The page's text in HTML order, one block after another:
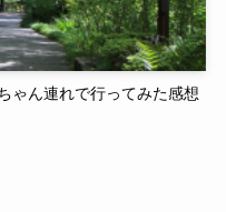
ゃん連れで行ってみた感想